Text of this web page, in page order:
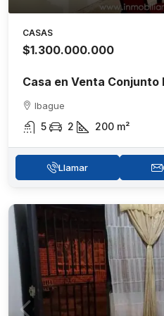
CASAS
$1.300.000.000
Casa en Venta Conjunto
Ibague
5 2 200 m²
Llamar